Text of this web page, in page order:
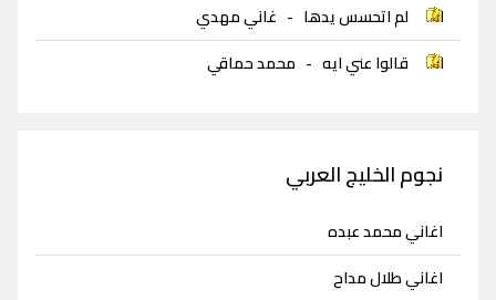
لم اتحسس يدها - غاني مهدي
قالوا عني ايه - محمد حماقي
نجوم الخليج العربي
اغاني محمد عبده
اغاني طلال مداح